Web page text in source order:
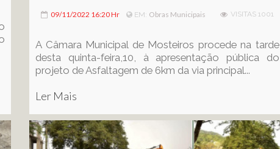
09/11/2022 16:20 Hr EM: Obras Municipais VISITAS 1001
A Câmara Municipal de Mosteiros procede na tarde
desta quinta-feira,10, à apresentação pública do
projeto de Asfaltagem de 6km da via principal...
Ler Mais